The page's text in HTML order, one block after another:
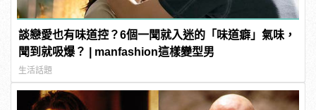
談戀愛也有味道控？6個一聞就入迷的「味道癖」氣味，
聞到就吸爆？ | manfashion這樣變型男
生活話題